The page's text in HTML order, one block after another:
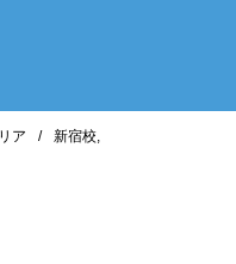
ア 新宿校,